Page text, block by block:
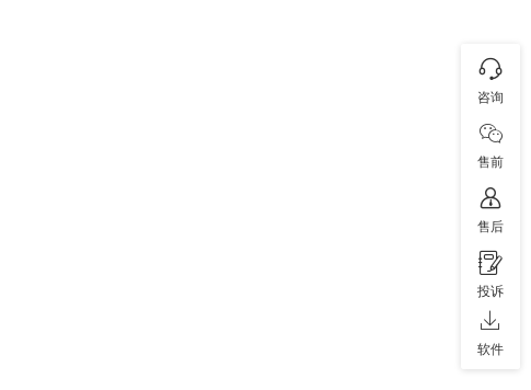
咨询
售前
售后
投诉
软件